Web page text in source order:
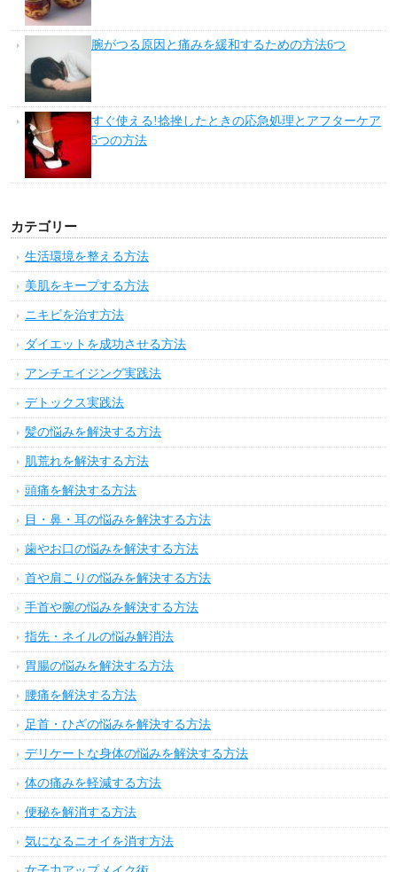
腕がつる原因と痛みを緩和するための方法6つ
すぐ使える!捻挫したときの応急処理とアフターケア
5つの方法
カテゴリー
生活環境を整える方法
美肌をキープする方法
ニキビを治す方法
ダイエットを成功させる方法
アンチエイジング実践法
デトックス実践法
髪の悩みを解決する方法
肌荒れを解決する方法
頭痛を解決する方法
目・鼻・耳の悩みを解決する方法
歯やお口の悩みを解決する方法
首や肩こりの悩みを解決する方法
手首や腕の悩みを解決する方法
指先・ネイルの悩み解消法
胃腸の悩みを解決する方法
腰痛を解決する方法
足首・ひざの悩みを解決する方法
デリケートな身体の悩みを解決する方法
体の痛みを軽減する方法
便秘を解消する方法
気になるニオイを消す方法